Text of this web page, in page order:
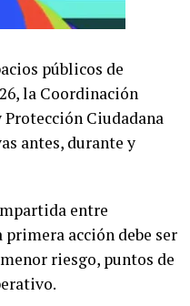
públicos de
la Coordinación
Ciudadana
antes, durante y
entre
acción debe ser
riesgo, puntos de